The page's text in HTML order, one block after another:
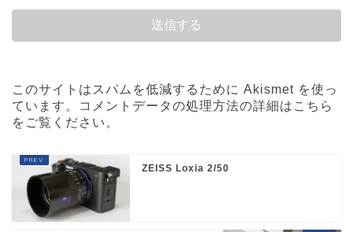
このサイトはスパムを低減するために Akismet を使っ
ています。
コメントデータの処理方法の詳細はこちら
をご覧ください 。
ZEISS Loxia 2/50